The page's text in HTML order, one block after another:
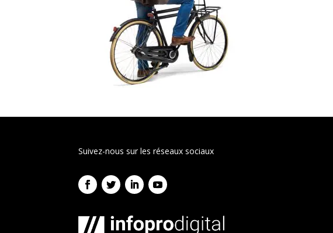
Suivez-nous sur les réseaux sociaux